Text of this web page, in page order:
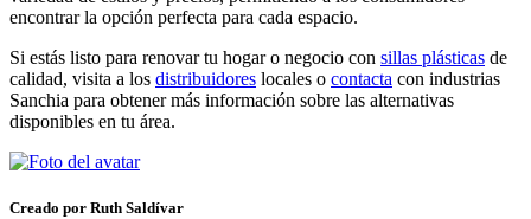
encontrar la opción perfecta para cada espacio.
Si estás listo para renovar tu hogar o negocio con sillas plásticas de
calidad, visita a los distribuidores locales o contacta con industrias
Sanchia para obtener más información sobre las alternativas
disponibles en tu área.
Creado por Ruth Saldívar